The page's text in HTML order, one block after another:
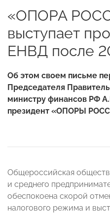
«ОПОРА
выступает
ЕНВД после
Об этом своем письме
Председателя
министру финансов РФ
президент «ОПОРЫ
Общероссийская
и среднего
обеспокоена скорой
налогового режима и